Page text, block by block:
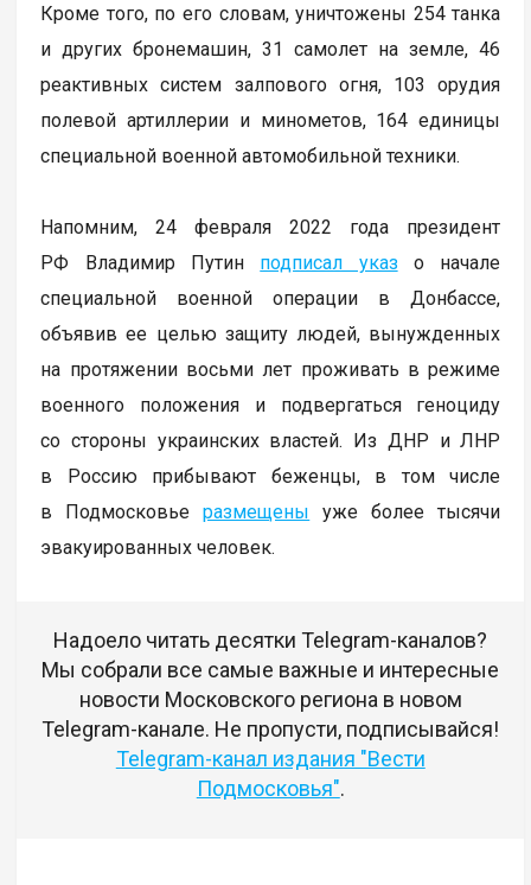
Кроме того, по его словам, уничтожены 254 танка
и других бронемашин, 31 самолет на земле, 46
реактивных систем залпового огня, 103 орудия
полевой артиллерии и минометов, 164 единицы
специальной военной автомобильной техники.
Напомним, 24 февраля 2022 года президент
РФ Владимир Путин подписал указ о начале
специальной военной операции в Донбассе,
объявив ее целью защиту людей, вынужденных
на протяжении восьми лет проживать в режиме
военного положения и подвергаться геноциду
со стороны украинских властей. Из ДНР и ЛНР
в Россию прибывают беженцы, в том числе
в Подмосковьеразмещены уже более тысячи
эвакуированных человек.
Надоело читать десятки Telegram-каналов?
Мы собрали все самые важные и интересные
новости Московского региона в новом
Telegram-канале. Не пропусти, подписывайся!
Telegram-канал издания "Вести
Подмосковья".